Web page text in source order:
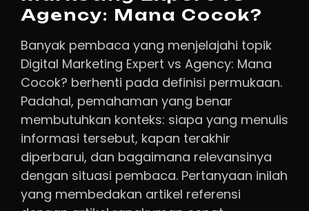
Agency: Mana Cocok?
Banyak pembaca yang menjelajahi topik
Digital Marketing Expert vs Agency: Mana
Cocok? berhenti pada definisi permukaan.
Padahal, pemahaman yang benar
membutuhkan konteks: siapa yang menulis
informasi tersebut, kapan terakhir
diperbarui, dan bagaimana relevansinya
dengan situasi pembaca. Pertanyaan inilah
yang membedakan artikel referensi